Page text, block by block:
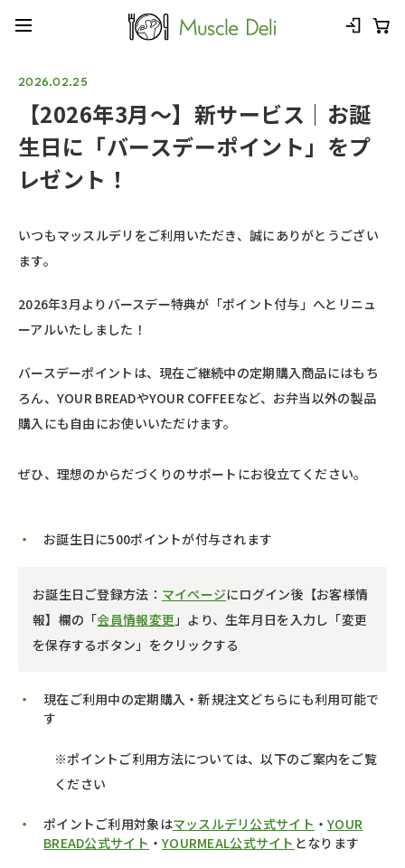
2026.02.25
【2026年3月〜】新サービス｜お誕
生日に「バースデーポイント」をプ
レゼント！
いつもマッスルデリをご利用いただき、誠にありがとうござい
ます。
2026年3月より バースデー特典が「ポイント付与」へとリニュ
ーアルいたしました！
バースデーポイントは、現在ご継続中の定期購入商品にはもち
ろん、YOUR BREADやYOUR COFFEEなど、お弁当以外の製品
購入にも自由にお使いいただけます。
ぜひ、理想のからだづくりのサポートにお役立てください。
お誕生日に500ポイントが付与されます
お誕生日ご登録方法： マイページにログイン後【お客様情
報】欄の「会員情報変更」より、生年月日を入力し「変更
を保存するボタン」をクリックする
現在ご利用中の定期購入・新規注文どちらにも利用可能で
す
※ポイントご利用方法については、以下のご案内をご覧
ください
ポイントご利用対象はマッスルデリ公式サイト ・YOUR
BREAD公式サイト ・YOURMEAL公式サイト となります